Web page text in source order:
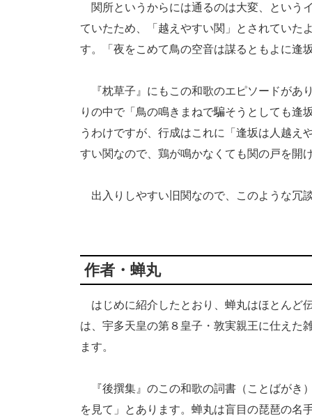
関所というからには通るのは大変、という
ていたため、「越えやすい関」とされていた
す。「夜をこめて鳥の空音は謀るともよに逢
『枕草子』にもこの和歌のエピソードがあ
りの中で「鳥の鳴きまねで騙そうとしても逢
うわけですが、行成はこれに「逢坂は人越え
すい関なので、鶏が鳴かなくても関の戸を開
出入りしやすい旧関なので、このような冗
作者・蝉丸
はじめに紹介したとおり、蝉丸はほとんど
は、宇多天皇の第８皇子・敦実親王に仕えた
ます。
『後撰集』のこの和歌の詞書（ことばがき
を見て」とあります。蝉丸は盲目の琵琶の名